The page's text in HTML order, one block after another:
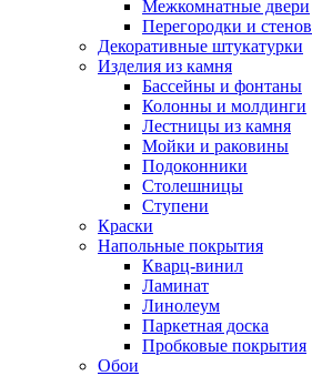
Межкомнатные двери
Перегородки и
Декоративные штукатурки
Изделия из камня
Бассейны и фонтаны
Колонны и молдинги
Лестницы из камня
Мойки и раковины
Подоконники
Столешницы
Ступени
Краски
Напольные покрытия
Кварц-винил
Ламинат
Линолеум
Паркетная доска
Пробковые покрытия
Обои